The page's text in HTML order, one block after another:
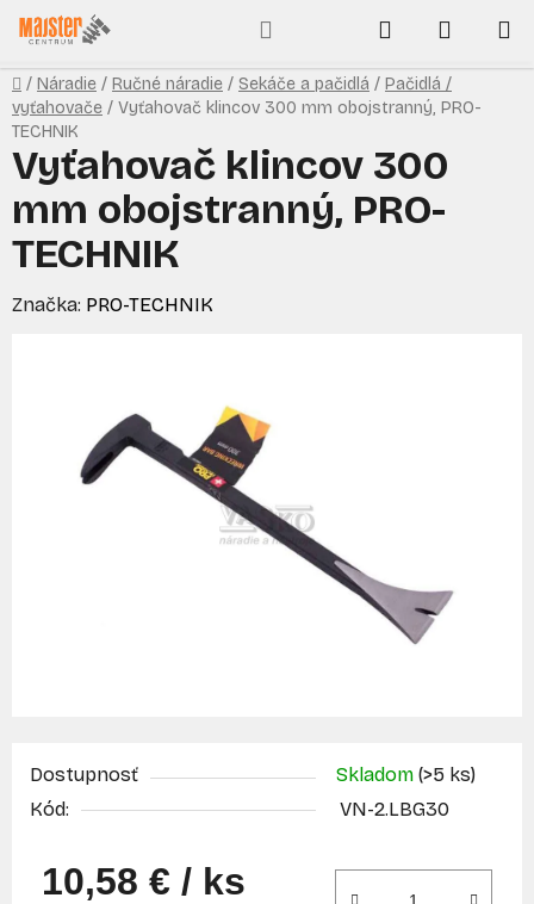
Prejsť
na
obsah
Hľadať
KOŠÍK
Domov
/ Náradie / Ručné náradie / Sekáče a pačidlá / Pačidlá /
vyťahovače / Vyťahovač klincov 300 mm obojstranný, PRO-
TECHNIK
Dostupnosť Skladom (>5 ks)
Kód:
VN-2.LBG30
10,58 € / ks
Vyťahovač klincov 300
mm obojstranný, PRO-
TECHNIK
Značka: PRO-TECHNIK